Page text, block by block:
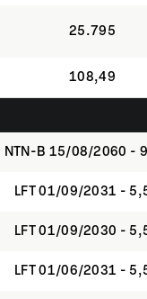
25.795
108,49
NTN-B 15/08/2060 -
LFT 01/09/2031 -
LFT 01/09/2030 -
LFT 01/06/2031 -